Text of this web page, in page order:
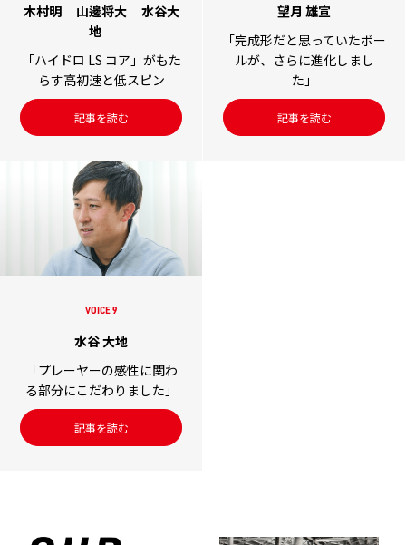
木村明 山邊将大
水谷大
地
「ハイドロ LS コア」がもた
らす高初速と低スピン
記事を読む
望月 雄宣
「完成形だと思っていたボー
ルが、さらに進化しまし
た」
記事を読む
VOICE 9
水谷 大地
「プレーヤーの感性に関わ
る部分にこだわりました」
記事を読む